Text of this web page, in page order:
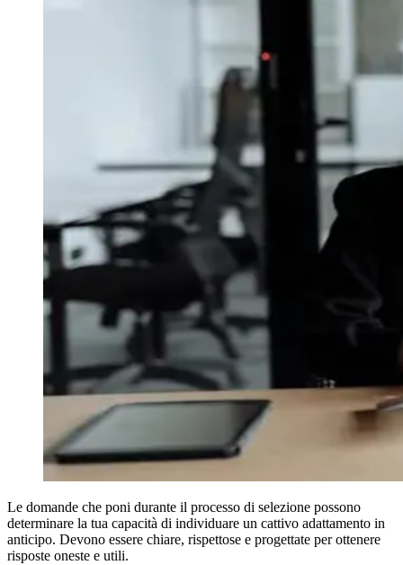
Le domande che poni durante il processo di selezione possono
determinare la tua capacità di individuare un cattivo adattamento in
anticipo. Devono essere chiare, rispettose e progettate per ottenere
risposte oneste e utili.